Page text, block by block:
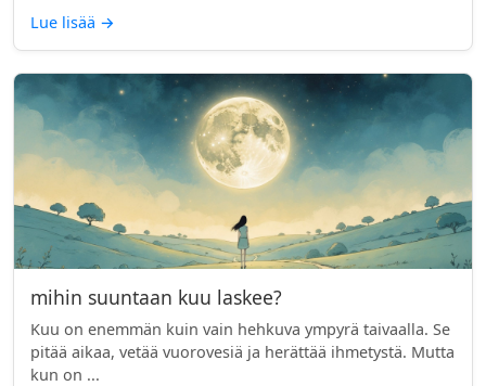
Lue lisää →
mihin suuntaan kuu laskee?
Kuu on enemmän kuin vain hehkuva ympyrä taivaalla. Se
pitää aikaa, vetää vuorovesiä ja herättää ihmetystä. Mutta
kun on ...